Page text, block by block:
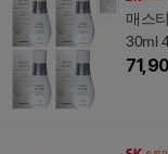
매스